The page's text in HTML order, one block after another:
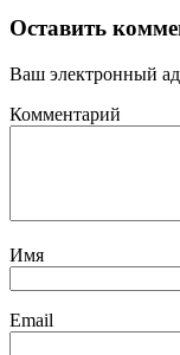
Оставить
Ваш электронный
Комментарий
Имя
Email